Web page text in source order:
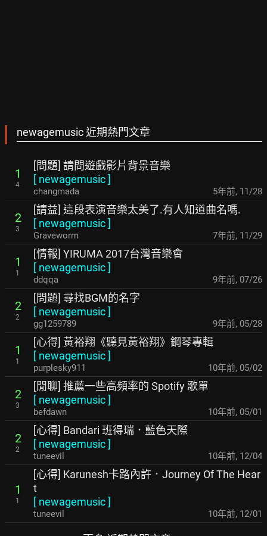
newagemusic 近期熱門文章
1
4
[問題] 請問遊戲影片背景音樂
[ newagemusic]
changmada 5年前, 11/28
2
3
[請益] 這段表演音樂太美了.有人知道曲名嗎.
[ newagemusic]
Graveworm 7年前, 11/29
1
1
[情報] YIRUMA 2017台灣音樂會
[ newagemusic]
ddqqa 9年前, 07/26
2
2
[問題] 尋找BGM的名字
[ newagemusic]
gg1259789 9年前, 05/28
1
1
[心得] 黃裕翔《聽見黃裕翔》鋼琴專輯
[ newagemusic]
purplesky911 10年前, 05/02
2
3
[閒聊] 推薦一些高頻率的 Spotify 歌單
[ newagemusic]
befdawn 10年前, 05/01
2
2
[心得] Bandari 班得瑞．藍色天際
[ newagemusic]
tuneevil 10年前, 12/04
1
1
[心得] Karunesh卡路內許．Journey Of The Hear
t
[ newagemusic]
tuneevil 10年前, 12/01